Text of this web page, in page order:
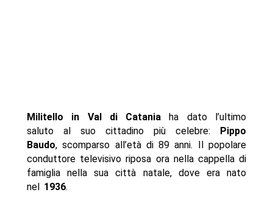
Militello in Val di Catania ha dato l’ultimo
saluto al suo cittadino più celebre: Pippo
Baudo, scomparso all’età di 89 anni. Il popolare
conduttore televisivo riposa ora nella cappella di
famiglia nella sua città natale, dove era nato
nel 1936.